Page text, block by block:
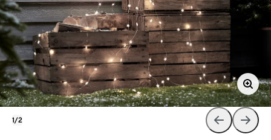
1/2